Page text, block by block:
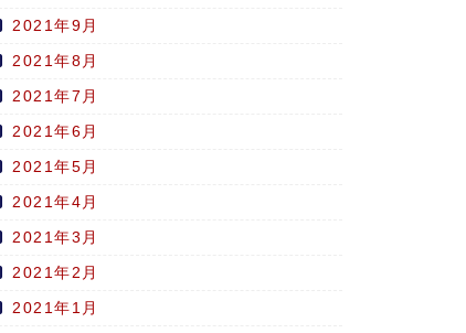
2021年9月
2021年8月
2021年7月
2021年6月
2021年5月
2021年4月
2021年3月
2021年2月
2021年1月